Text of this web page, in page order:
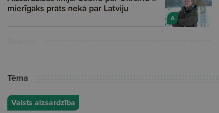
A
mierīgāks prāts nekā par Latviju
Tēma
Valsts aizsardzība